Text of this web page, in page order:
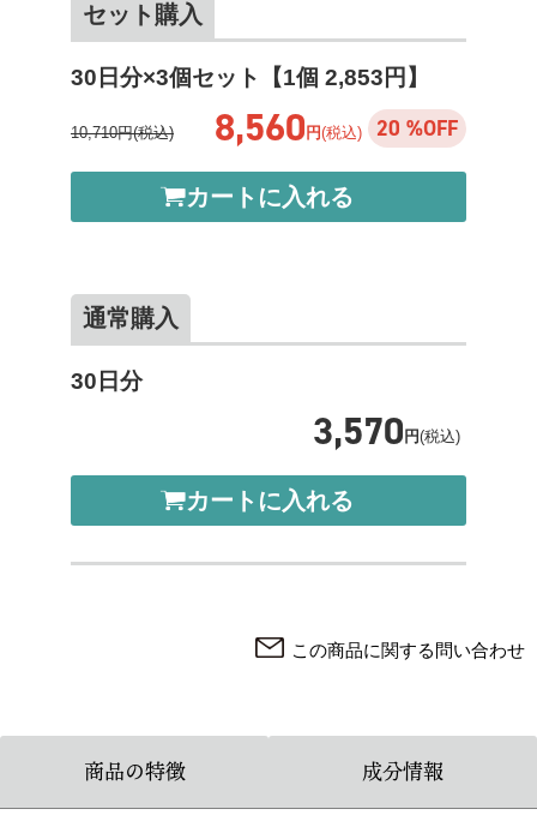
セット購入
30日分×3個セット【1個 2,853円】
10,710円(税込) 8,560 円(税込) 20 %OFF
カートに入れる
通常購入
30日分
3,570 円(税込)
カートに入れる
この商品に関する問い合わせ
商品の特徴 成分情報